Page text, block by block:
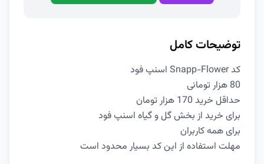
توضیحات کامل
کد Snapp-Flower اسنپ فود
80 هزار تومانی
حداقل خرید 170 هزار تومان
برای خرید از بخش گل و گیاه اسنپ فود
برای همه کاربران
مهلت استفاده از این کد بسیار محدود است